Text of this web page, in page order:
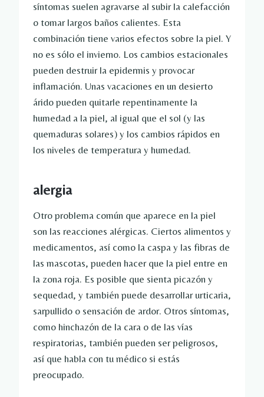
síntomas suelen agravarse al subir la calefacción
o tomar largos baños calientes. Esta
combinación tiene varios efectos sobre la piel. Y
no es sólo el invierno. Los cambios estacionales
pueden destruir la epidermis y provocar
inflamación. Unas vacaciones en un desierto
árido pueden quitarle repentinamente la
humedad a la piel, al igual que el sol (y las
quemaduras solares) y los cambios rápidos en
los niveles de temperatura y humedad.
alergia
Otro problema común que aparece en la piel
son las reacciones alérgicas. Ciertos alimentos y
medicamentos, así como la caspa y las fibras de
las mascotas, pueden hacer que la piel entre en
la zona roja. Es posible que sienta picazón y
sequedad, y también puede desarrollar urticaria,
sarpullido o sensación de ardor. Otros síntomas,
como hinchazón de la cara o de las vías
respiratorias, también pueden ser peligrosos,
así que habla con tu médico si estás
preocupado.